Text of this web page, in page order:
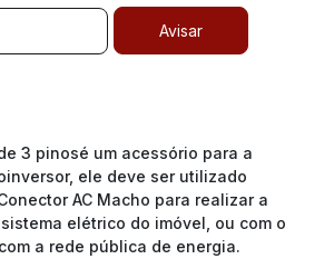
3 pinosé um acessório para a
ele deve ser utilizado
AC Macho para realizar a
elétrico do imóvel, ou com o
a rede pública de energia.